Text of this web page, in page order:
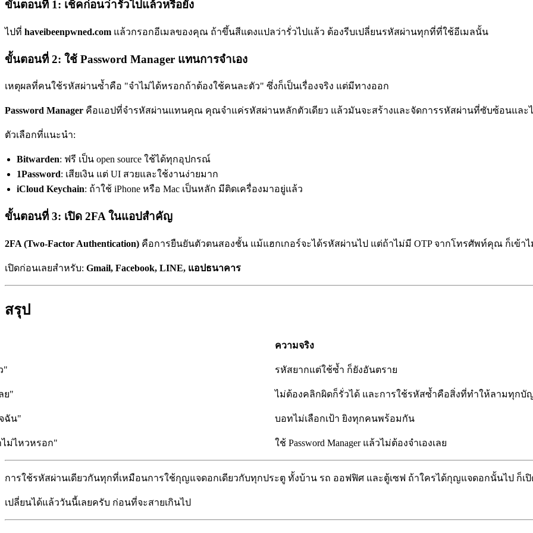
ขั้นตอนที่ 1: เช็คก่อนว่ารั่วไปแล้วหรือยัง
ไปที่ haveibeenpwned.com แล้วกรอกอีเมลของคุณ ถ้าขึ้นสีแดงแปลว่ารั่วไปแล้ว ต้องรีบเปลี่ยนรหัสผ่านทุกที่ที่ใช้อีเมลนั้น
ขั้นตอนที่ 2: ใช้ Password Manager แทนการจำเอง
เหตุผลที่คนใช้รหัสผ่านซ้ำคือ "จำไม่ได้หรอกถ้าต้องใช้คนละตัว" ซึ่งก็เป็นเรื่องจริง แต่มีทางออก
Password Manager คือแอปที่จำรหัสผ่านแทนคุณ คุณจำแค่รหัสผ่านหลักตัวเดียว แล้วมันจะสร้างและจัดการรหัสผ่านที่ซับซ้อนและ
ตัวเลือกที่แนะนำ:
Bitwarden: ฟรี เป็น open source ใช้ได้ทุกอุปกรณ์
1Password: เสียเงิน แต่ UI สวยและใช้งานง่ายมาก
iCloud Keychain: ถ้าใช้ iPhone หรือ Mac เป็นหลัก มีติดเครื่องมาอยู่แล้ว
ขั้นตอนที่ 3: เปิด 2FA ในแอปสำคัญ
2FA (Two-Factor Authentication) คือการยืนยันตัวตนสองชั้น แม้แฮกเกอร์จะได้รหัสผ่านไป แต่ถ้าไม่มี OTP จากโทรศัพท์คุณ ก็เข้า
เปิดก่อนเลยสำหรับ: Gmail, Facebook, LINE, แอปธนาคาร
สรุป
ความจริง
" รหัสยากแต่ใช้ซ้ำ ก็ยังอันตราย
ย" ไม่ต้องคลิกผิดก็รั่วได้ และการใช้รหัสซ้ำคือสิ่งที่ทำให้ลามทุกบั
ฉัน" บอทไม่เลือกเป้า ยิงทุกคนพร้อมกัน
ม่ไหวหรอก" ใช้ Password Manager แล้วไม่ต้องจำเองเลย
การใช้รหัสผ่านเดียวกันทุกที่เหมือนการใช้กุญแจดอกเดียวกับทุกประตู ทั้งบ้าน รถ ออฟฟิศ และตู้เซฟ ถ้าใครได้กุญแจดอกนั้นไป ก็เปิ
เปลี่ยนได้แล้ววันนี้เลยครับ ก่อนที่จะสายเกินไป